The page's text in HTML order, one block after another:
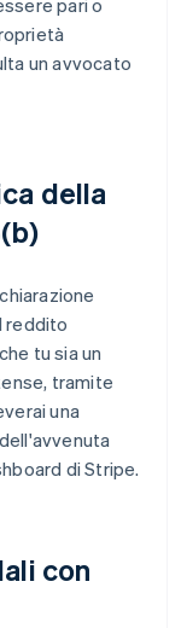
pari o
un avvocato
della
reddito
tu sia un
tramite
una
di Stripe.
con